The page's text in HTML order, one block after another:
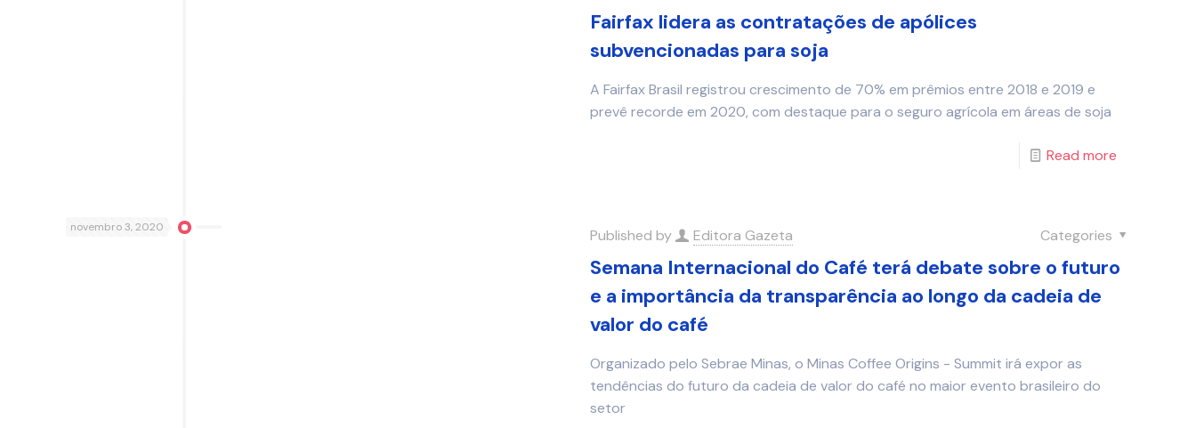
Fairfax lidera as contratações de apólices
subvencionadas para soja
A Fairfax Brasil registrou crescimento de 70% em prêmios entre 2018 e 2019 e
prevê recorde em 2020, com destaque para o seguro agrícola em áreas de soja
Read more
novembro 3, 2020 Published by Editora Gazeta Categories
Semana Internacional do Café terá debate sobre o futuro
e a importância da transparência ao longo da cadeia de
valor do café
Organizado pelo Sebrae Minas, o Minas Coffee Origins - Summit irá expor as
tendências do futuro da cadeia de valor do café no maior evento brasileiro do
setor